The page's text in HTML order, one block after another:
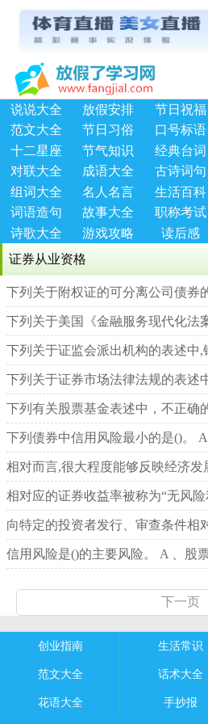
说说大全 放假安排 节日祝福
范文大全
节日习俗 口号标语
十二星座
节气知识 经典台词
对联大全
成语大全 古诗词句
组词大全
名人名言 生活百科
词语造句
故事大全 职称考试
诗歌大全
游戏攻略 读后感
证券从业资格
下一页
创业指南 生活常识
范文大全 话术大全
花语大全 手抄报